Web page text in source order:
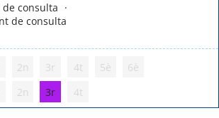
de consulta
de consulta
2n 3r 4t 5è
6è
2n 3r 4t